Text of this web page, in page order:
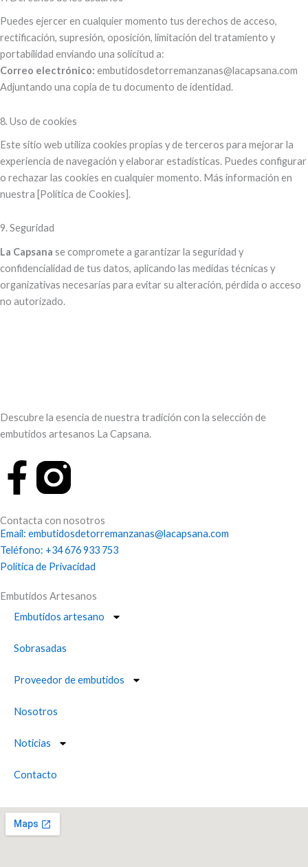
Puedes ejercer en cualquier momento tus derechos de acceso,
rectificación, supresión, oposición, limitación del tratamiento y
portabilidad enviando una solicitud a:
Correo electrónico: embutidosdetorremanzanas@lacapsana.com
Adjuntando una copia de tu documento de identidad.
8. Uso de cookies
Este sitio web utiliza cookies propias y de terceros para mejorar la
experiencia de navegación y elaborar estadísticas. Puedes configurar
o rechazar las cookies en cualquier momento. Más información en
nuestra [Política de Cookies].
9. Seguridad
La Capsana se compromete a garantizar la seguridad y
confidencialidad de tus datos, aplicando las medidas técnicas y
organizativas necesarias para evitar su alteración, pérdida o acceso
no autorizado.
Descubre la esencia de nuestra tradición con la selección de
embutidos artesanos La Capsana.
F
a
c
e
b
o
o
k
-
f
Contacta con nosotros
Email: embutidosdetorremanzanas@lacapsana.com
Teléfono: +34 676 933 753
Política de Privacidad
Embutidos Artesanos
Embutidos artesano
Sobrasadas
Proveedor de embutidos
Nosotros
Noticias
Contacto